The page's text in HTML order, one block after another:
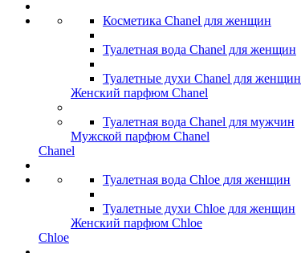
Косметика Chanel для женщин
Туалетная вода Chanel для женщин
Туалетные духи Chanel для женщин
Женский парфюм Chanel
Туалетная вода Chanel для мужчин
Мужской парфюм Chanel
Chanel
Туалетная вода Chloe для женщин
Туалетные духи Chloe для женщин
Женский парфюм Chloe
Chloe